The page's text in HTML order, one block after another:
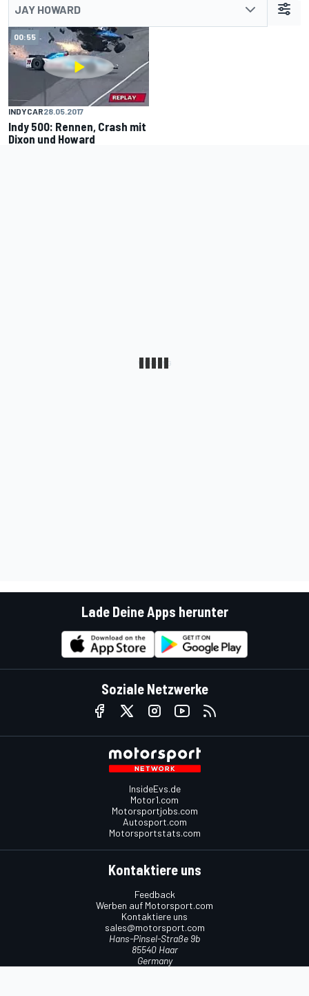
JAY HOWARD
00:55
INDYCAR28.05.2017
Indy 500: Rennen, Crash mit
Dixon und Howard
Lade Deine Apps herunter
Soziale Netzwerke
InsideEvs.de
Motor1.com
Motorsportjobs.com
Autosport.com
Motorsportstats.com
Kontaktiere uns
Feedback
Werben auf Motorsport.com
Kontaktiere uns
sales@motorsport.com
Hans-Pinsel-Straße 9b
85540 Haar
Germany